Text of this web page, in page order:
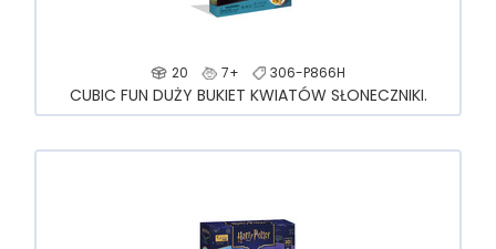
20 7+ 306-P866H
CUBIC FUN DUŻY BUKIET KWIATÓW SŁONECZNIKI.